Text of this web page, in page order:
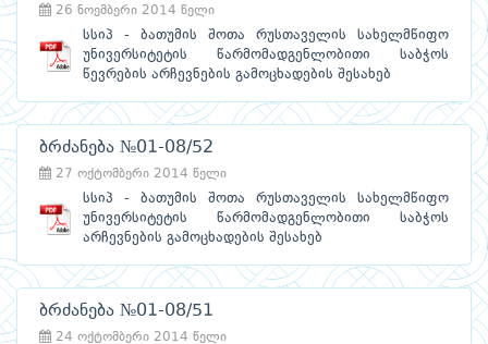
26 ნოემბერი 2014 წელი
სსიპ - ბათუმის შოთა რუსთაველის სახელმწიფო
უნივერსიტეტის წარმომადგენლობითი საბჭოს
წევრების არჩევნების გამოცხადების შესახებ
ბრძანება №01-08/52
27 ოქტომბერი 2014 წელი
სსიპ - ბათუმის შოთა რუსთაველის სახელმწიფო
უნივერსიტეტის წარმომადგენლობითი საბჭოს
არჩევნების გამოცხადების შესახებ
ბრძანება №01-08/51
24 ოქტომბერი 2014 წელი